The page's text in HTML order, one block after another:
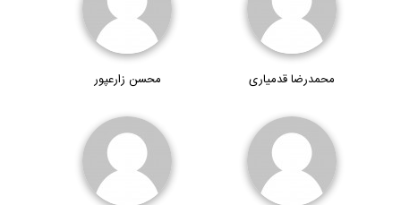
محمدرضا قدمیاری محسن زارعپور